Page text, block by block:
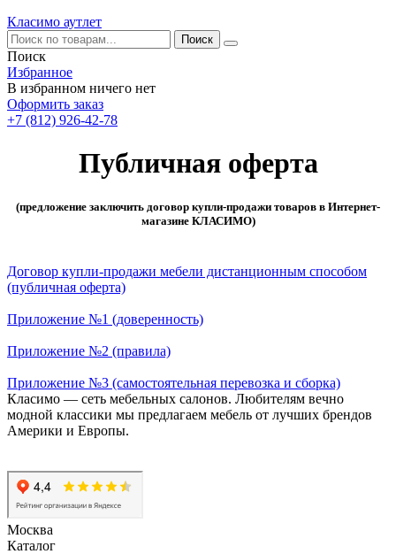
Класимо аутлет
Поиск
Избранное
В избранном ничего нет
Оформить заказ
+7 (812) 926-42-78
Публичная оферта
(предложение заключить договор купли-продажи товаров в Интернет-
магазине КЛАСИМО)
Договор купли-продажи мебели дистанционным способом
(публичная оферта)
Приложение №1 (доверенность)
Приложение №2 (правила)
Приложение №3 (самостоятельная перевозка и сборка)
Класимо — cеть мебельных салонов. Любителям вечно
модной классики мы предлагаем мебель от лучших брендов
Америки и Европы.
Москва
Каталог